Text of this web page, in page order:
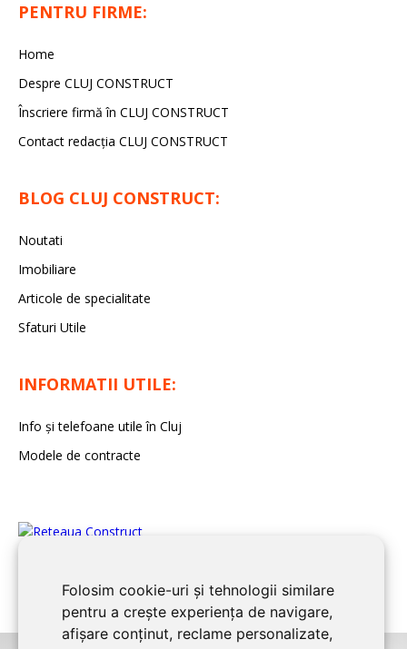
Folosim cookie-uri și tehnologii similare
pentru a crește experiența de navigare,
afișare conținut, reclame personalizate,
PENTRU FIRME:
Home
Despre CLUJ CONSTRUCT
Înscriere firmă în CLUJ CONSTRUCT
Contact redacția CLUJ CONSTRUCT
BLOG CLUJ CONSTRUCT:
Noutati
Imobiliare
Articole de specialitate
Sfaturi Utile
INFORMATII UTILE:
Info și telefoane utile în Cluj
Modele de contracte